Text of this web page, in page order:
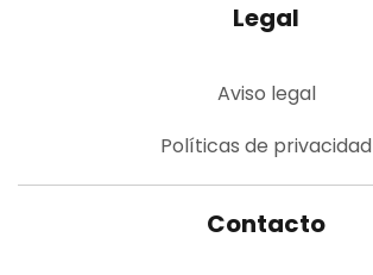
Legal
Aviso legal
Políticas de privacidad
Contacto